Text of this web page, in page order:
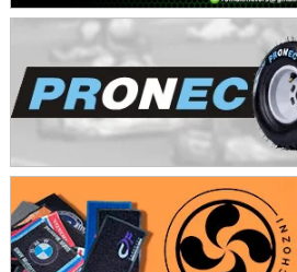
Ciudad de Trenque Lauquen (Asfalto)
Trenque Lauquen (Buenos Aires)
ENTRERRIANO - F6 (POSTERGADA)
Parque de la Velocidad (Asfalto)
VICTORIENSE - F7
El Cerro (Tierra)
Victoria (Entre Ríos)